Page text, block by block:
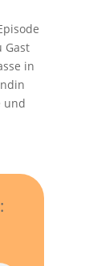
Gast
in
und